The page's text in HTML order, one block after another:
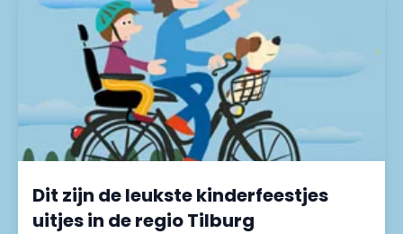
Dit zijn de leukste kinderfeestjes
uitjes in de regio Tilburg